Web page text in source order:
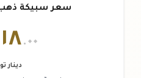
سعر سبيكة ذهب ٢٥
.٠٠
دينار